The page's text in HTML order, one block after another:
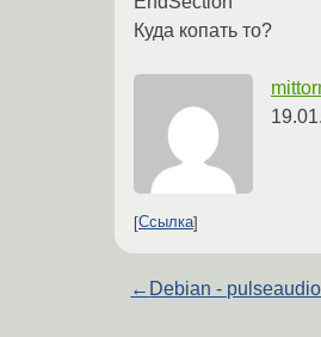
Куда копать то?
Ссылка
← Debian -